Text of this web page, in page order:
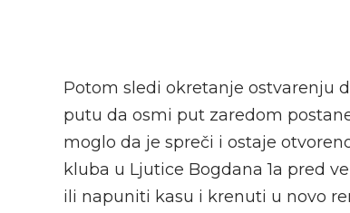
Potom sledi okretanje ostvarenju
putu da osmi put zaredom
moglo da je spreči i ostaje
kluba u Ljutice Bogdana 1a pred
ili napuniti kasu i krenuti u novo